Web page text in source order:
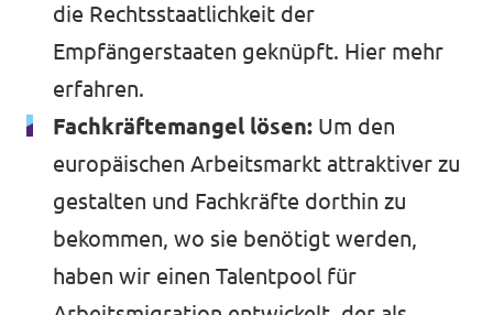
die Rechtsstaatlichkeit der
Empfängerstaaten geknüpft. Hier mehr
erfahren.
Fachkräftemangel lösen: Um den
europäischen Arbeitsmarkt attraktiver zu
gestalten und Fachkräfte dorthin zu
bekommen, wo sie benötigt werden,
haben wir einen Talentpool für